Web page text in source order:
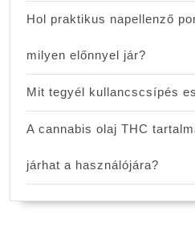
Hol praktikus napellenző
milyen előnnyel jár?
Mit tegyél kullancscsípés
A cannabis olaj THC
járhat a használójára?